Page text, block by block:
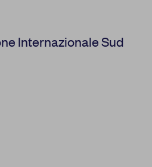
Internazionale Sud